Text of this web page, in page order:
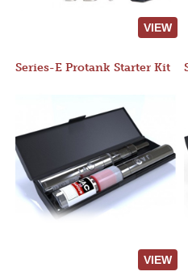
VIEW
Series-E Protank Starter Kit
VIEW